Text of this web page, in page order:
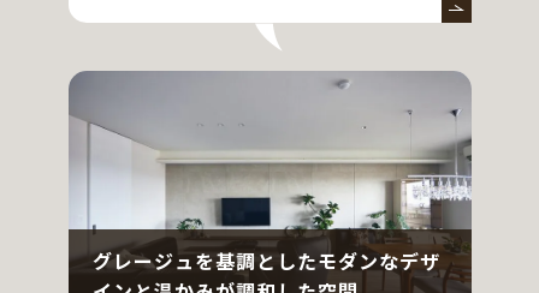
グレージュを基調としたモダンなデザ